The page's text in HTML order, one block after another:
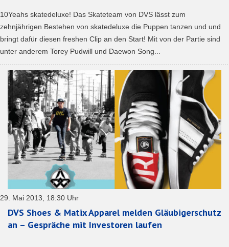
10Yeahs skatedeluxe! Das Skateteam von DVS lässt zum
zehnjährigen Bestehen von skatedeluxe die Puppen tanzen und und
bringt dafür diesen freshen Clip an den Start! Mit von der Partie sind
unter anderem Torey Pudwill und Daewon Song...
29. Mai 2013, 18:30 Uhr
DVS Shoes & Matix Apparel melden Gläubigerschutz
an – Gespräche mit Investoren laufen